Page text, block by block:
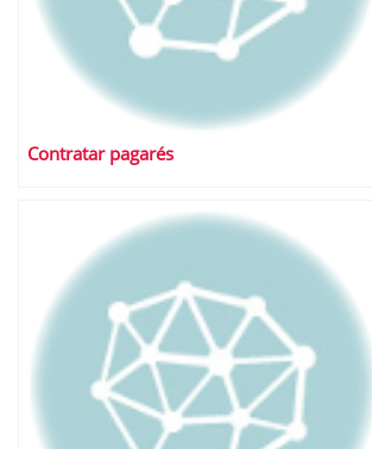
Contratar pagarés